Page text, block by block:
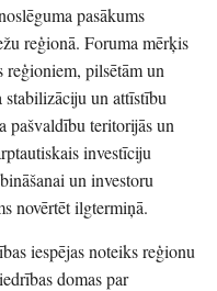
pasākums
reģionā. Foruma mērķis
pilsētām un
un attīstību
pašvaldību teritorijās un
investīciju
un investoru
novērtēt ilgtermiņā.
iespējas noteiks reģionu
domas par